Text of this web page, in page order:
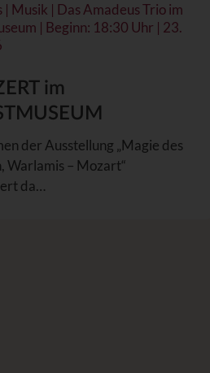
| Musik | Das Amadeus Trio im
| Beginn: 18:30 Uhr | 23.
im
der Ausstellung „Magie des
Warlamis – Mozart“
da…